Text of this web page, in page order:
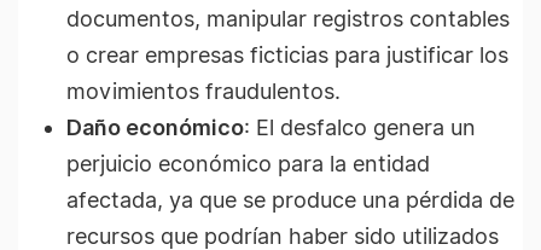
documentos, manipular registros contables
o crear empresas ficticias para justificar los
movimientos fraudulentos.
Daño económico: El desfalco genera un
perjuicio económico para la entidad
afectada, ya que se produce una pérdida de
recursos que podrían haber sido utilizados